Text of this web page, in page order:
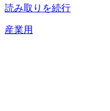
読み取りを続行
産業用